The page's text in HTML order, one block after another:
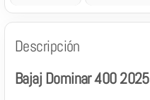
Descripción
Bajaj Dominar 400 2025